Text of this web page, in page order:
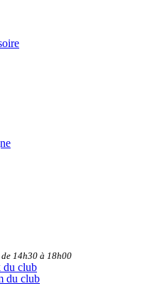
14h30 à 18h00
du club
du club